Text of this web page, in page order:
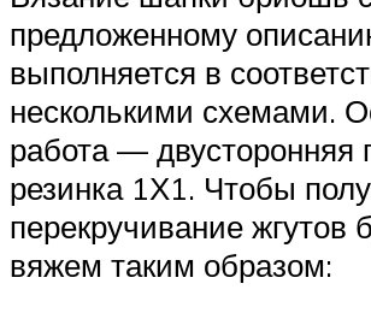
предложенному
выполняется в
несколькими схемами.
работа — двусторонняя
резинка 1Х1. Чтобы
перекручивание жгутов
вяжем таким образом: